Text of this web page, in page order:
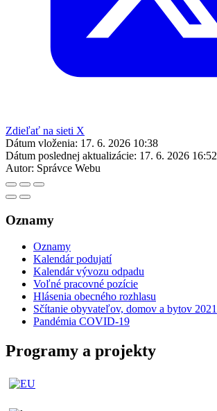
Zdieľať na sieti X
Dátum vloženia: 17. 6. 2026 10:38
Dátum poslednej aktualizácie: 17. 6. 2026 16:52
Autor: Správce Webu
Oznamy
Oznamy
Kalendár podujatí
Kalendár vývozu odpadu
Voľné pracovné pozície
Hlásenia obecného rozhlasu
Sčítanie obyvateľov, domov a bytov 2021
Pandémia COVID-19
Programy a projekty